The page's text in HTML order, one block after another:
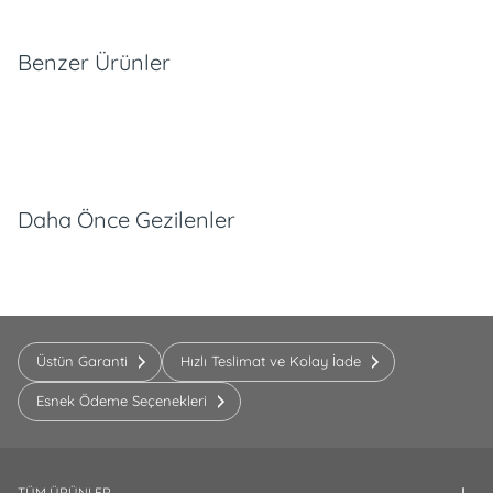
Benzer Ürünler
Daha Önce Gezilenler
Üstün Garanti Hızlı Teslimat ve Kolay İade
Esnek Ödeme Seçenekleri